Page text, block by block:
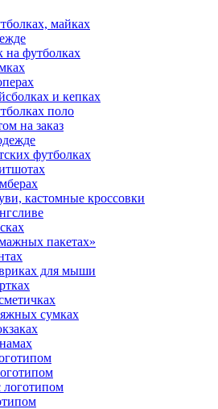
майках
на футболках
и кепках
поло
на заказ
футболках
кастомные кроссовки
пакетах»
для мыши
сумках